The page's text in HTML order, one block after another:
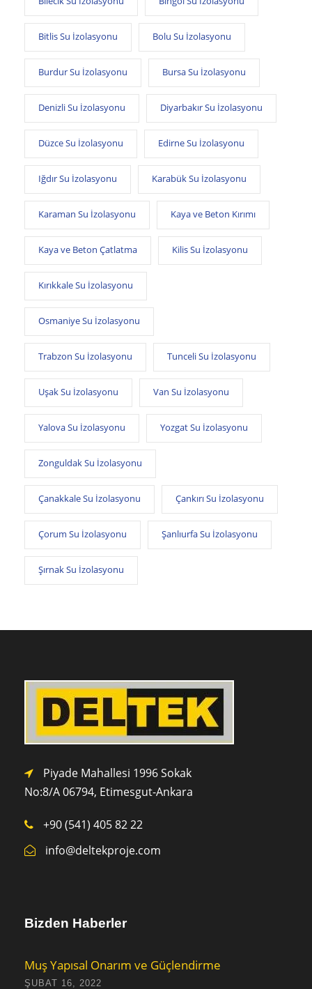
Bitlis Su İzolasyonu Bolu Su İzolasyonu
Burdur Su İzolasyonu Bursa Su İzolasyonu
Denizli Su İzolasyonu Diyarbakır Su İzolasyonu
Düzce Su İzolasyonu Edirne Su İzolasyonu
Iğdır Su İzolasyonu Karabük Su İzolasyonu
Karaman Su İzolasyonu Kaya ve Beton Kırımı
Kaya ve Beton Çatlatma Kilis Su İzolasyonu
Kırıkkale Su İzolasyonu
Osmaniye Su İzolasyonu
Trabzon Su İzolasyonu Tunceli Su İzolasyonu
Uşak Su İzolasyonu Van Su İzolasyonu
Yalova Su İzolasyonu Yozgat Su İzolasyonu
Zonguldak Su İzolasyonu
Çanakkale Su İzolasyonu Çankırı Su İzolasyonu
Çorum Su İzolasyonu Şanlıurfa Su İzolasyonu
Şırnak Su İzolasyonu
Piyade Mahallesi 1996 Sokak
No:8/A 06794, Etimesgut-Ankara
+90 (541) 405 82 22
info@deltekproje.com
Bizden Haberler
Muş Yapısal Onarım ve Güçlendirme
ŞUBAT 16, 2022